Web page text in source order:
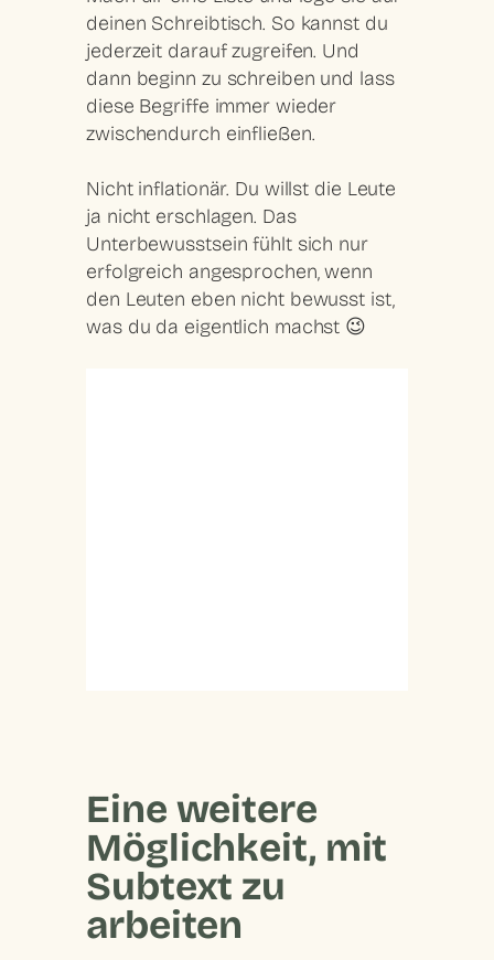
deinen Schreibtisch. So kannst du
jederzeit darauf zugreifen. Und
dann beginn zu schreiben und lass
diese Begriffe immer wieder
zwischendurch einfließen.
Nicht inflationär. Du willst die Leute
ja nicht erschlagen. Das
Unterbewusstsein fühlt sich nur
erfolgreich angesprochen, wenn
den Leuten eben nicht bewusst ist,
was du da eigentlich machst 😉
Eine weitere
Möglichkeit, mit
Subtext zu
arbeiten